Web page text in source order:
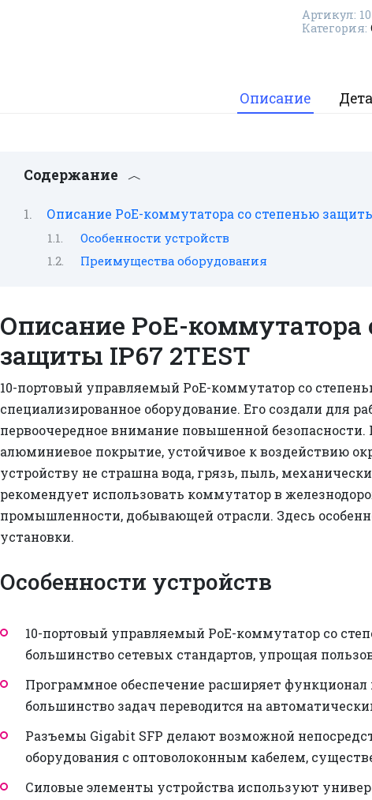
защиты
IP67
–
компаний
Артикул:
Категория:
Описание
Содержание
Описание PoE-коммутатора со степенью
Особенности устройств
Преимущества оборудования
Описание PoE-коммутатора
защиты IP67 2TEST
10-портовый управляемый PoE-коммутатор со
специализированное оборудование. Его создали для
первоочередное внимание повышенной
алюминиевое покрытие, устойчивое к воздействию
устройству не страшна вода, грязь, пыль,
рекомендует использовать коммутатор в
промышленности, добывающей отрасли. Здесь
установки.
Особенности устройств
10-портовый управляемый PoE-коммутатор со
большинство сетевых стандартов, упрощая
Программное обеспечение расширяет
большинство задач переводится на
Разъемы Gigabit SFP делают возможной
оборудования с оптоволоконным кабелем,
Силовые элементы устройства используют